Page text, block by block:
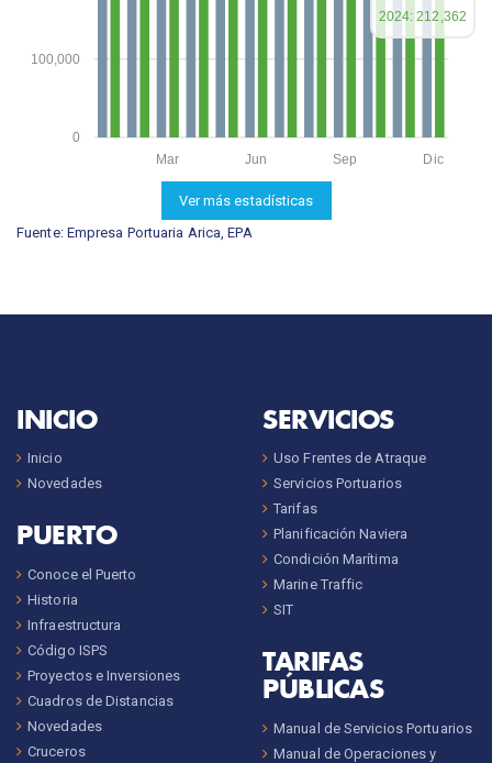
0
100,000
Dic
Sep
Jun
Mar
2024: 212,362
Ver más estadísticas
Fuente: Empresa Portuaria Arica, EPA
INICIO
Inicio
Novedades
PUERTO
Conoce el Puerto
Historia
Infraestructura
Código ISPS
Proyectos e Inversiones
Cuadros de Distancias
Novedades
Cruceros
SERVICIOS
Uso Frentes de Atraque
Servicios Portuarios
Tarifas
Planificación Naviera
Condición Marítima
Marine Traffic
SIT
TARIFAS
PÚBLICAS
Manual de Servicios Portuarios
Manual de Operaciones y